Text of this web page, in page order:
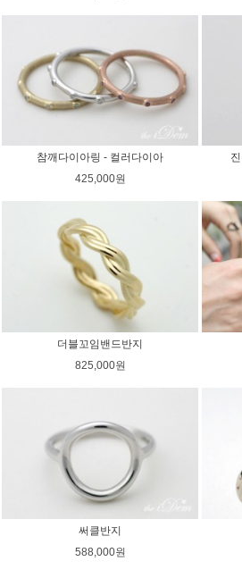
참깨다이아링 - 컬러다이아
425,000원
더블꼬임밴드반지
825,000원
써클반지
588,000원